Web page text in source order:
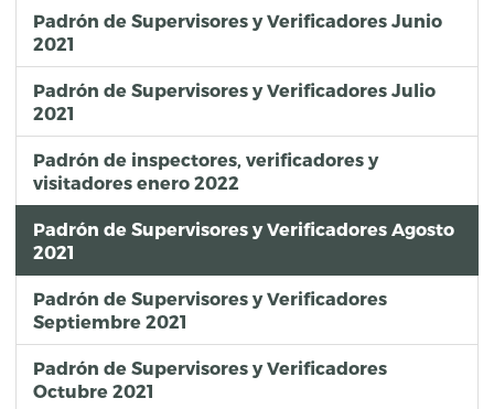
Padrón de Supervisores y Verificadores Junio
2021
Padrón de Supervisores y Verificadores Julio
2021
Padrón de inspectores, verificadores y
visitadores enero 2022
Padrón de Supervisores y Verificadores Agosto
2021
Padrón de Supervisores y Verificadores
Septiembre 2021
Padrón de Supervisores y Verificadores
Octubre 2021